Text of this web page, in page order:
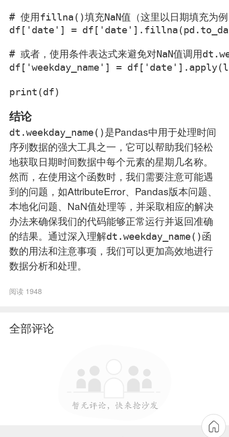
# 使用fillna()填充NaN值（这里以日期填充为例
df['date'] =
# 或者，使用条件表达式来避免对NaN值调用
df['weekday_name'] =
print(df)
结论
dt.weekday_name()是Pandas中用于处理时间
序列数据的强大工具之一，它可以帮助我们轻松
地获取日期时间数据中每个元素的星期几名称。
然而，在使用这个函数时，我们需要注意可能遇
到的问题，如AttributeError、Pandas版本问题、
本地化问题、NaN值处理等，并采取相应的解决
办法来确保我们的代码能够正常运行并返回准确
的结果。通过深入理解dt.weekday_name()函
数的用法和注意事项，我们可以更加高效地进行
数据分析和处理。
阅读 1948
全部评论